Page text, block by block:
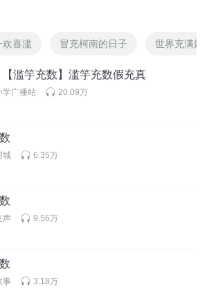
欢喜滥 冒充柯南的日子 世界充满妖
滥竽充数】滥竽充数假充真
学广播站 20.09万
城 6.35万
声 9.56万
事 3.18万